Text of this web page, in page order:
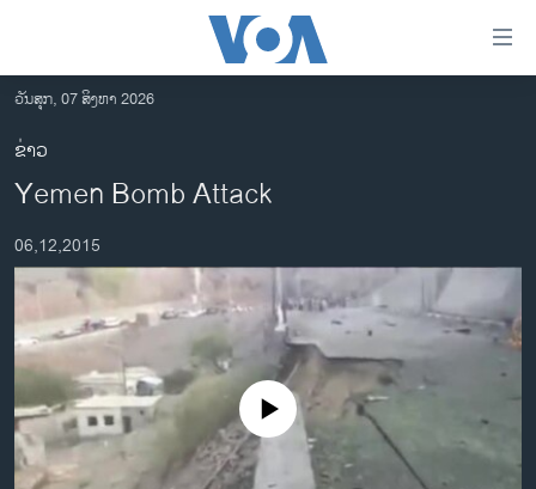
ເຂົ້າ
ຫາ
ຂ້າມ
ຂ້າມ
ໄປ
ຫາ
ຄົ້ນ
ອາເມຣິກາ
ການເລືອກຕັ້ງ ປະທານາທີບໍດີ ສະຫະລັດ 2024
ຂ່າວ​ຈີນ
ໂລກ
ເອເຊຍ
ອິດສະຫຼະພາບດ້ານການຂ່າວ
ຊີວິດຊາວລາວ
ວັນສຸກ, 07 ສິງຫາ 2026
ຂ່າວ
Yemen Bomb Attack
06,12,2015
No media source currently available